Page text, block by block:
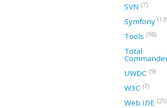
SVN (7)
Symfony (13)
Tools (98)
Total
UWDC (9)
W3C (7)
Web IDE (25)